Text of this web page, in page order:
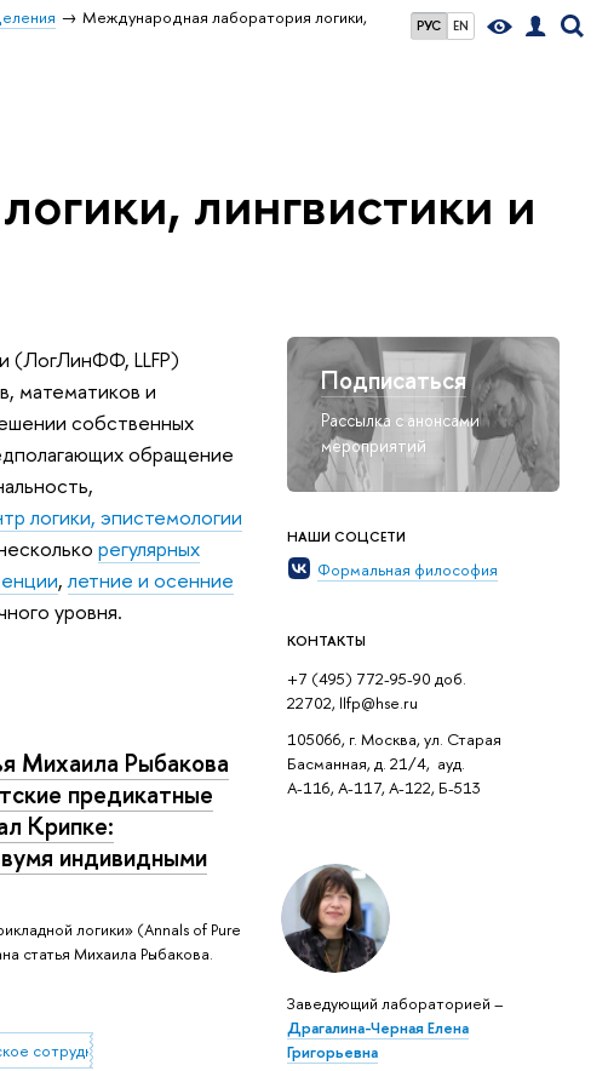
РУС EN
Международная лаборатория логики,
лингвистики и
Подписаться
Рассылка с анонсами
мероприятий
НАШИ СОЦСЕТИ
Формальная философия
КОНТАКТЫ
+7 (495) 772-95-90 доб.
22702, llfp@hse.ru
105066, г. Москва, ул. Старая
Басманная, д. 21/4, ауд.
А-116, А-117, А-122, Б-513
Заведующий лабораторией –
Драгалина-Черная Елена
Григорьевна
(ЛогЛинФФ, LLFP)
математиков и
собственных
обращение
логики, эпистемологии
регулярных
,летние и осенние
уровня.
Михаила Рыбакова
предикатные
Крипке:
индивидными
логики» (Annals of Pure
статья Михаила Рыбакова.
сотрудничество